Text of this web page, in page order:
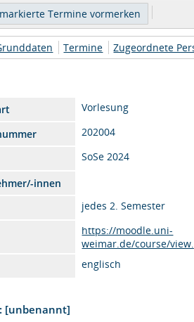
Termine Zugeordnete
Vorlesung
202004
SoSe 2024
innen
jedes 2. Semester
https://moodle.uni-
weimar.de/course/
englisch
[unbenannt]